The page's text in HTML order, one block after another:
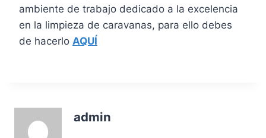
ambiente de trabajo dedicado a la excelencia
en la limpieza de caravanas, para ello debes
de hacerlo AQUÍ
admin